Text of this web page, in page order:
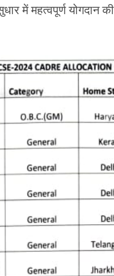
में महत्वपूर्ण योगदान की